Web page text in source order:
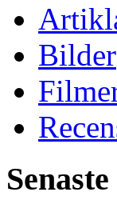
Bilder